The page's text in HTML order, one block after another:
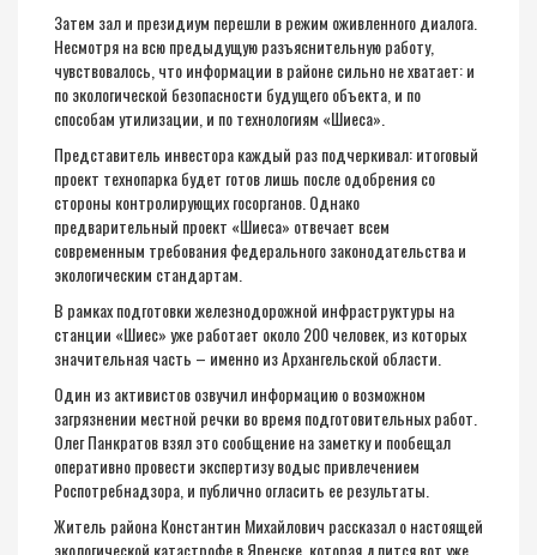
Затем зал и президиум перешли в режим оживленного диалога.
Несмотря на всю предыдущую разъяснительную работу,
чувствовалось, что информации в районе сильно не хватает: и
по экологической безопасности будущего объекта, и по
способам утилизации, и по технологиям «Шиеса».
Представитель инвестора каждый раз подчеркивал: итоговый
проект технопарка будет готов лишь после одобрения со
стороны контролирующихгосорганов. Однако
предварительный проект «Шиеса» отвечает всем
современным требования федерального законодательства и
экологическим стандартам.
В рамках подготовки железнодорожной инфраструктуры на
станции «Шиес» уже работает около 200 человек, из которых
значительная часть – именноиз Архангельской области
Один из активистов озвучил информацию о возможном
загрязнении местной речки во время подготовительных работ.
Олег Панкратов взял это сообщение на заметку и пообещал
оперативно провести экспертизу водыс привлечением
Роспотребнадзора , и публично огласить ее результаты
Житель района Константин Михайлович рассказал о настоящей
экологической катастрофе в Яренске, которая длится вот уже